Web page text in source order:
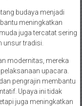
budaya menjadi
meningkatkan
juga tercatat sering
unsur tradisi.
modernitas, mereka
upacara.
pengrajin membantu
Upaya ini tidak
juga meningkatkan